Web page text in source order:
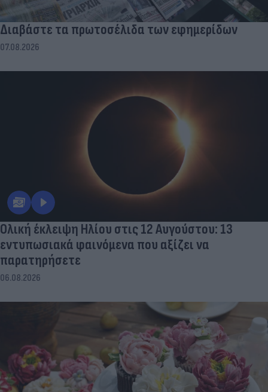
Διαβάστε τα πρωτοσέλιδα των εφημερίδων
07.08.2026
Ολική έκλειψη Ηλίου στις 12 Αυγούστου: 13
εντυπωσιακά φαινόμενα που αξίζει να
παρατηρήσετε
06.08.2026